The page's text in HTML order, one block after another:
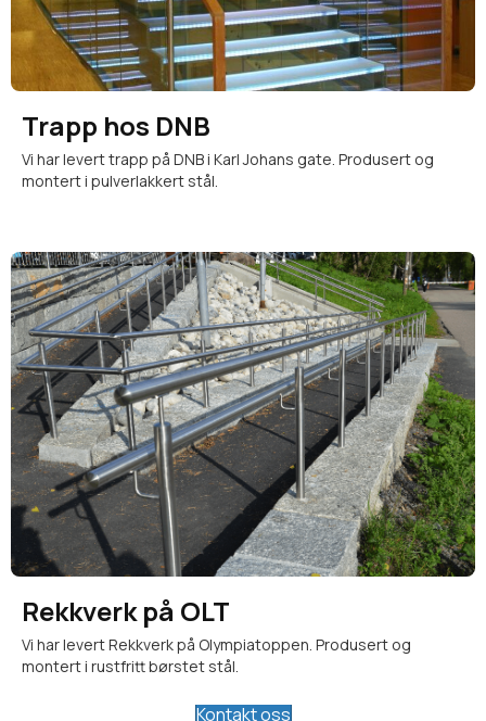
Trapp hos DNB
Vi har levert trapp på DNB i Karl Johans gate. Produsert og
montert i pulverlakkert stål.
Rekkverk på OLT
Vi har levert Rekkverk på Olympiatoppen. Produsert og
montert i rustfritt børstet stål.
Kontakt oss